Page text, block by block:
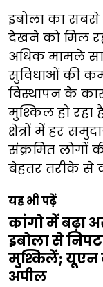
इबोला का सबसे
देखने को मिल
अधिक मामले
सुविधाओं की
विस्थापन के
मुश्किल हो रहा
क्षेत्रों में हर
संक्रमित लोगों
बेहतर तरीके से
यह भी पढ़ें
कांगो में बढ़ा
इबोला से
मुश्किलें; यूएन
अपील